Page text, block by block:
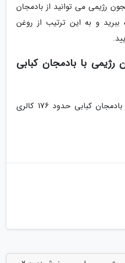
رژیمی می توانید از بادمجان
ببرید و به این ترتیب از روغن
با بادمجان کبابی
کشک بادمجان رژیمی با بادمجان کبابی حدود 176 کالری